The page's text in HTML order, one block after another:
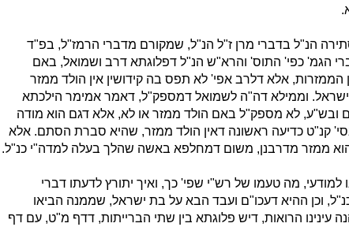
הנ"ל בדברי מרן ז"ל הנ"ל, שמקורם מדברי הרמז"ל, בפ"ד
הגמ' כפי' התוס' והרא"ש הנ"ל דפלוגתא דרב ושמואל, באם
הממזרות, אלא דלרב אפי' לא תפס בה קידושין אין הולד ממזר
וממילא דה"ה לשמואל דמספק"ל, דאמר אמימר הילכתא
ובש"ע, לא מספק"ל באם הולד ממזר או לא, אלא דגם הוא מודה
קנ"ט כדיעה ראשונה דאין הולד ממזר, שהיא סברת הסתם. אלא
ממזר מדרבנן, משום דמחלפא באשה שהלך בעלה למדה"י כנ"ל.
למודעי, מה טעמו של רש"י שפי' כך, ואיך יתורץ לדעתו דברי
כנ"ל, וכן ההיא דעכו"ם ועבד הבא על בת ישראל, שממנה הביאו
עינינו הרואות, דיש פלוגתא בין שתי הברייתות, דדף מ"ט, עם דף